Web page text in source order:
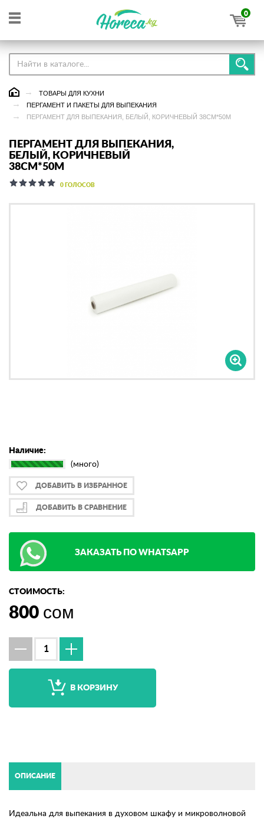
0
ТОВАРЫ ДЛЯ КУХНИ
ПЕРГАМЕНТ И ПАКЕТЫ ДЛЯ ВЫПЕКАНИЯ
ПЕРГАМЕНТ ДЛЯ ВЫПЕКАНИЯ, БЕЛЫЙ, КОРИЧНЕВЫЙ 38СМ*50М
ПЕРГАМЕНТ ДЛЯ ВЫПЕКАНИЯ,
БЕЛЫЙ, КОРИЧНЕВЫЙ
38СМ*50М
0 ГОЛОСОВ
Наличие:
(много)
ДОБАВИТЬ В ИЗБРАННОЕ
ДОБАВИТЬ В СРАВНЕНИЕ
ЗАКАЗАТЬ ПО WHATSAPP
СТОИМОСТЬ:
800 сом
В КОРЗИНУ
ОПИСАНИЕ
Идеальна для выпекания в духовом шкафу и микроволновой